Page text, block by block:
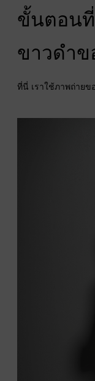
ขั้นตอนที่
ขาวดำ
ที่นี่ เราใช้ภาพถ่ายข